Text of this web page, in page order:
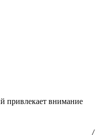
привлекает внимание